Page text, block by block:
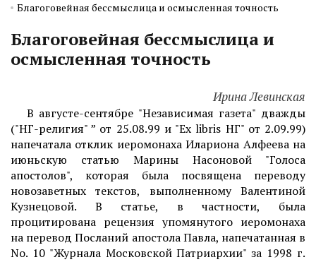
Благоговейная бессмыслица и осмысленная точность
Благоговейная бессмыслица и
осмысленная точность
Ирина Левинская
В августе-сентябре "Независимая газета" дважды
("НГ-религия" ” от 25.08.99 и "Ex libris НГ" от 2.09.99)
напечатала отклик иеромонаха Илариона Алфеева на
июньскую статью Марины Насоновой "Голоса
апостолов", которая была посвящена переводу
новозаветных текстов, выполненному Валентиной
Кузнецовой. В статье, в частности, была
процитирована рецензия упомянутого иеромонаха
на перевод Посланий апостола Павла, напечатанная в
No. 10 "Журнала Московской Патриархии" за 1998 г.